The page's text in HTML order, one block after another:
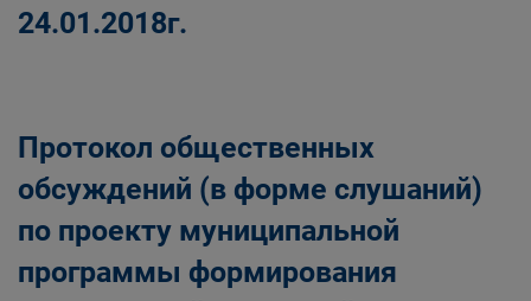
24.01.2018г.
Протокол общественных
обсуждений (в форме слушаний)
по проекту муниципальной
программы формирования